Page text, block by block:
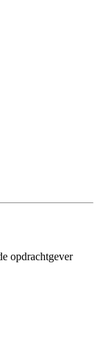
opdrachtgever